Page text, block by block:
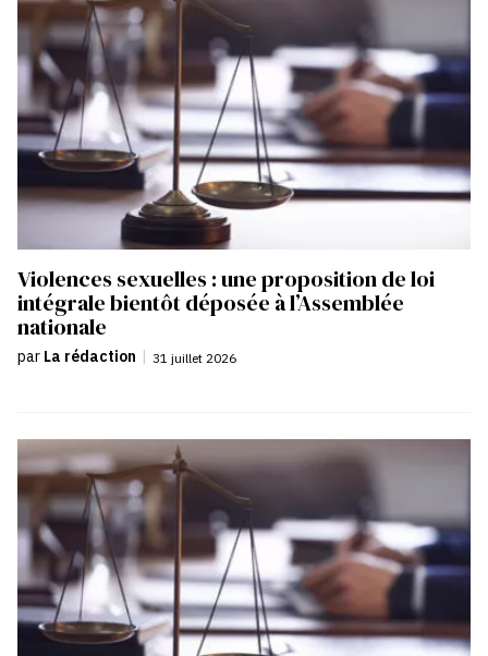
Violences sexuelles : une proposition de loi
intégrale bientôt déposée à l’Assemblée
nationale
par La rédaction | 31 juillet 2026